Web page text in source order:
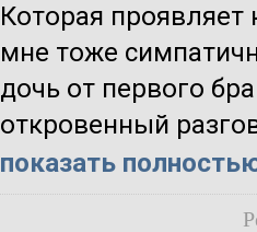
Которая
мне тоже
дочь от первого
откровенный
показать